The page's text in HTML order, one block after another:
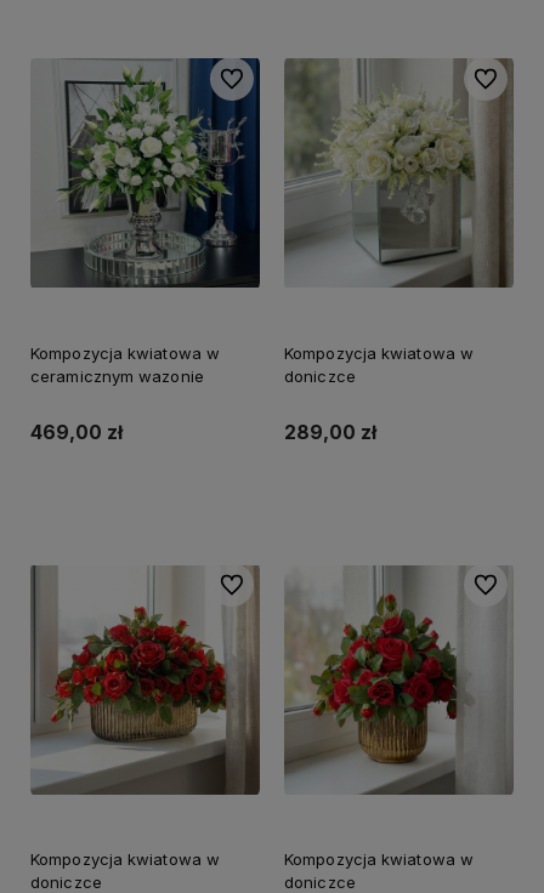
Kompozycja kwiatowa w
ceramicznym wazonie
469,00 zł
Do ulubionych
Kompozycja kwiatowa w
doniczce
289,00 zł
Do
Kompozycja kwiatowa w
doniczce
Do ulubionych
Kompozycja kwiatowa w
doniczce
Do